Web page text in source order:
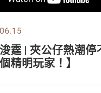
浚霆 | 夾公仔熱潮
精明玩家！】